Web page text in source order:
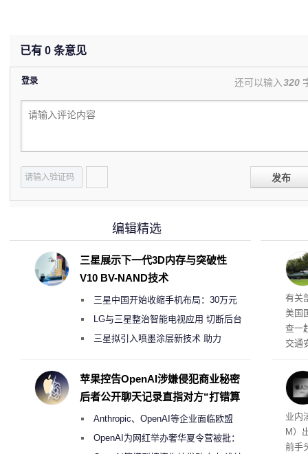
已有 0 条意见
登录 还可以输入320
发布
查
有关
美国
查一
交通
元
业内
M）
前手
编辑精选
三星展示下一代3D内存与突破性
V10 BV-NAND技术
三星中国开始收缩手机布局：30万元
月销售额不达标门店 将被逐步清退
LG与三星整治智能电视应用 切断后台
偷偷共享带宽的违规行为
三星拟引入喷墨涂层新技术 助力
度
苹果控告OpenAI涉嫌侵犯商业秘密
后者公开聊天记录直指对方“打错算
Anthropic、OpenAI等企业面临欧盟
《人工智能法案》全新执法权限审查
OpenAI为网红举办奢华夏令营被批：